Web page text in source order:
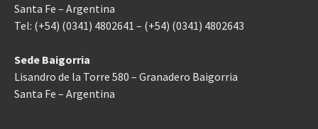
Santa Fe – Argentina
Tel: (+54) (0341) 4802641 – (+54) (0341) 4802643
Sede Baigorria
Lisandro de la Torre 580 – Granadero Baigorria
Santa Fe – Argentina